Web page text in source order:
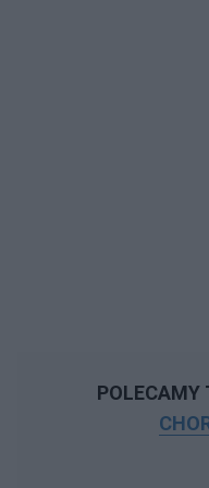
POLECAMY